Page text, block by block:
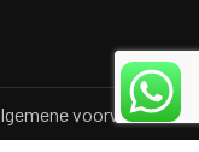
voorwaarden